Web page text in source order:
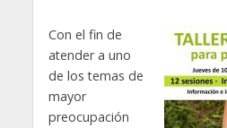
Con el fin de
atender a uno
de los temas de
mayor
preocupación